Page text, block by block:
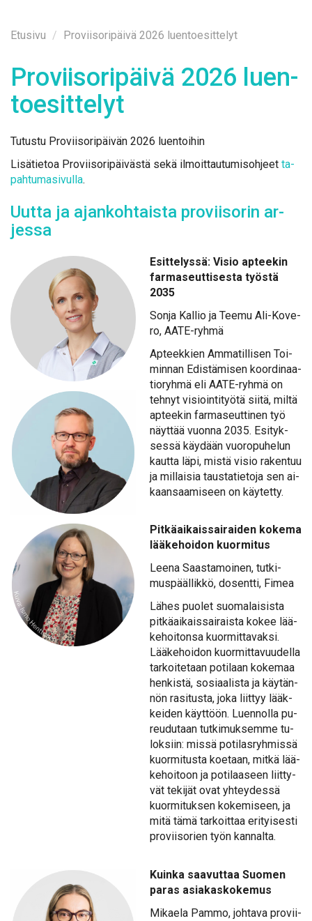
Etusi­vu Proviisoripäivä 2026 luentoesittelyt
Pro­vii­so­ri­päi­vä 2026 luen­
toe­sit­te­lyt
Tu­tus­tu Pro­vii­so­ri­päi­vän 2026 luen­toi­hin
Li­sä­tie­toa Pro­vii­so­ri­päi­väs­tä se­kä il­moit­tau­tu­mis­oh­jeet ta­
pah­tu­ma­si­vul­la.
Uut­ta ja ajan­koh­tais­ta pro­vii­so­rin ar­
jes­sa
Esit­te­lys­sä: Vi­sio ap­tee­kin
far­ma­seut­ti­ses­ta työs­tä
2035
Son­ja Kal­lio ja Tee­mu Ali-Ko­ve­
ro, AA­TE-ryh­mä
Ap­teek­kien Am­ma­til­li­sen Toi­
min­nan Edis­tä­mi­sen koor­di­naa­
tio­ryh­mä eli AA­TE-ryh­mä on
teh­nyt vi­sioin­ti­työ­tä sii­tä, mil­tä
ap­tee­kin far­ma­seut­ti­nen työ
näyt­tää vuon­na 2035. Esi­tyk­
ses­sä käy­dään vuo­ro­pu­he­lun
kaut­ta lä­pi, mis­tä vi­sio ra­ken­tuu
ja mil­lai­sia taus­ta­tie­to­ja sen ai­
kaan­saa­mi­seen on käy­tet­ty.
Pit­kä­ai­kais­sai­rai­den ko­ke­ma
lää­ke­hoi­don kuor­mi­tus
Lee­na Saas­ta­moi­nen, tut­ki­
mus­pääl­lik­kö, do­sent­ti, Fi­mea
Lä­hes puo­let suo­ma­lai­sis­ta
pit­kä­ai­kais­sai­rais­ta ko­kee lää­
ke­hoi­ton­sa kuor­mit­ta­vak­si.
Lää­ke­hoi­don kuor­mit­ta­vuu­del­la
tar­koi­te­taan po­ti­laan ko­ke­maa
hen­kis­tä, so­si­aa­lis­ta ja käy­tän­
nön ra­si­tus­ta, jo­ka liit­tyy lääk­
kei­den käyt­töön. Luen­nol­la pu­
reu­du­taan tut­ki­muk­sem­me tu­
lok­siin: mis­sä po­ti­las­ryh­mis­sä
kuor­mi­tus­ta koe­taan, mit­kä lää­
ke­hoi­toon ja po­ti­laa­seen liit­ty­
vät te­ki­jät ovat yh­tey­des­sä
kuor­mi­tuk­sen ko­ke­mi­seen, ja
mi­tä tä­mä tar­koit­taa eri­tyi­ses­ti
pro­vii­so­rien työn kan­nal­ta.
Kuin­ka saa­vut­taa Suo­men
pa­ras asia­kas­ko­ke­mus
Mi­kae­la Pam­mo, joh­ta­va pro­vii­